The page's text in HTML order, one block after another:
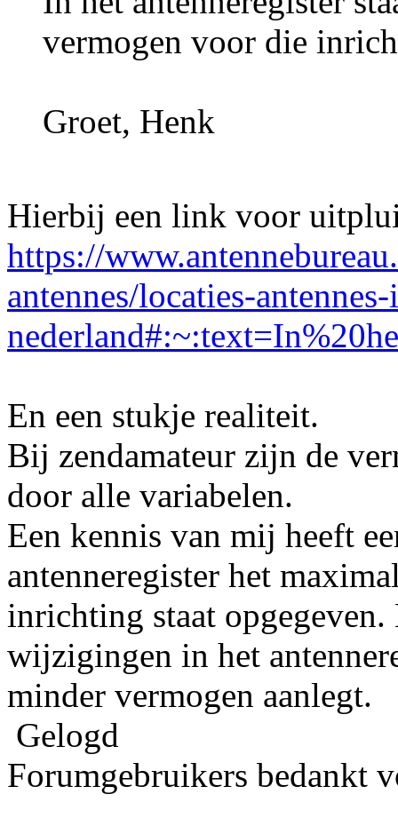
vermogen voor die
Groet, Henk
Hierbij een link voor
https://
antennes/locaties-
En een stukje realiteit.
Bij zendamateur zijn de
door alle variabelen.
Een kennis van mij heeft
antenneregister het
inrichting staat
wijzigingen in het
minder vermogen aanlegt.
Gelogd
Forumgebruikers bedankt